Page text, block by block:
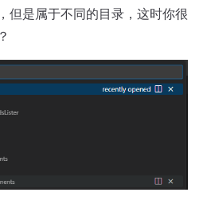
但是属于不同的目录，这时你很